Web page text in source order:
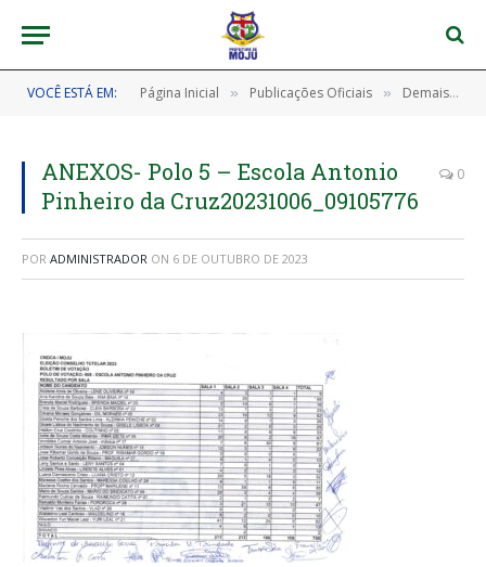
VOCÊ ESTÁ EM: Página Inicial » Publicações Oficiais » Demais Publicações Oficiais
ANEXOS- Polo 5 – Escola Antonio
Pinheiro da Cruz20231006_09105776
0
POR ADMINISTRADOR ON 6 DE OUTUBRO DE 2023